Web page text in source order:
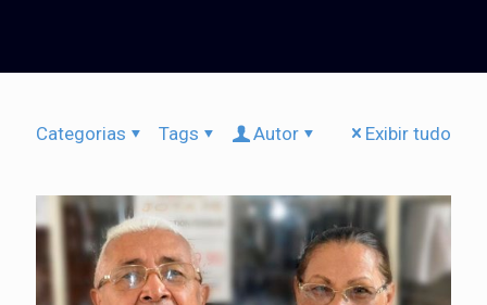
Categorias Tags Autor Exibir tudo